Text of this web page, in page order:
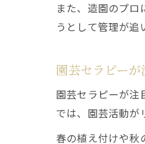
また、造園のプ
うとして管理が追
園芸セラピー
園芸セラピーが注
では、園芸活動が
春の植え付けや秋